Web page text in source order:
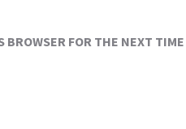
FOR THE NEXT